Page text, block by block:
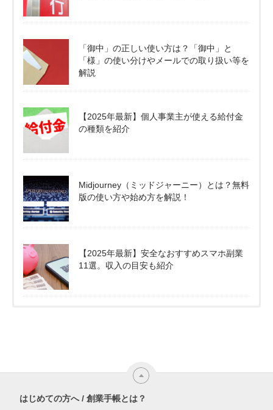
「御中」の正しい使い方は？「御中」と
「様」の使い分けやメールでの取り扱い等を
解説
【2025年最新】個人事業主が使える給付金
の種類を紹介
Midjourney（ミッドジャーニー）とは？無料
版の使い方や始め方を解説！
【2025年最新】安全なおすすめスマホ副業
11選。収入の目安も紹介
はじめての方へ / 創業手帳とは？